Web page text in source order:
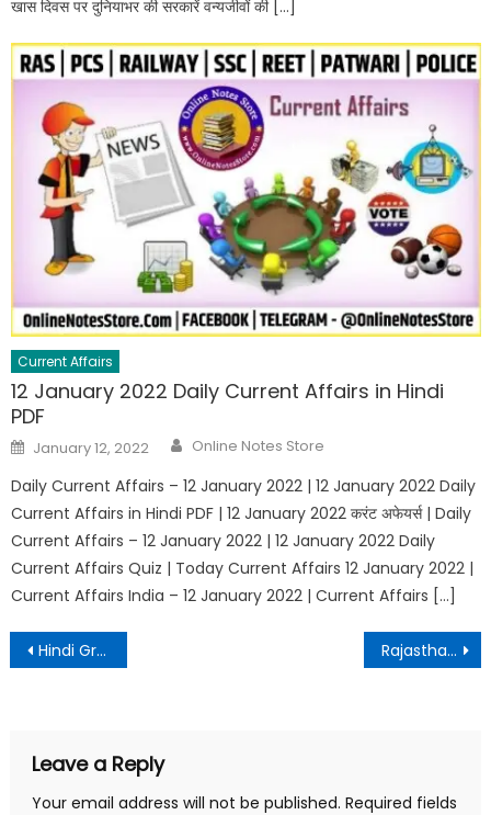
खास दिवस पर दुनियाभर की सरकारें वन्यजीवों की […]
Current Affairs
12 January 2022 Daily Current Affairs in Hindi
PDF
January 12, 2022 Online Notes Store
Daily Current Affairs – 12 January 2022 | 12 January 2022 Daily
Current Affairs in Hindi PDF | 12 January 2022 करंट अफेयर्स | Daily
Current Affairs – 12 January 2022 | 12 January 2022 Daily
Current Affairs Quiz | Today Current Affairs 12 January 2022 |
Current Affairs India – 12 January 2022 | Current Affairs […]
Hindi Grammar Test – 21 Rajasthan GK Test – 7 || राजस्थान जीके टेस्ट – 7
Leave a Reply
Your email address will not be published. Required fields